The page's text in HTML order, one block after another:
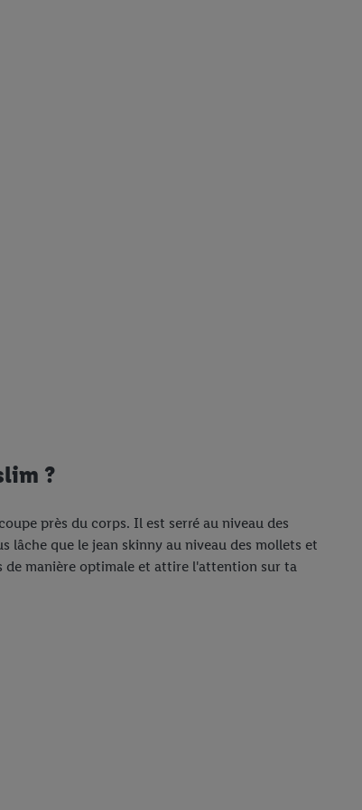
?
près du corps. Il est serré au niveau des
lâche que le jean skinny au niveau des mollets et
de manière optimale et attire l'attention sur ta